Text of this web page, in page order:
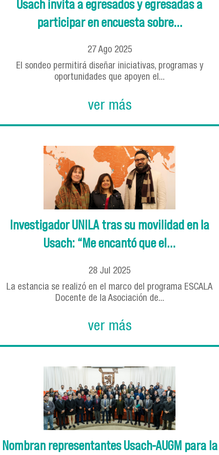
Usach invita a egresados y egresadas a
participar en encuesta sobre...
27 Ago 2025
El sondeo permitirá diseñar iniciativas, programas y
oportunidades que apoyen el...
ver más
Investigador UNILA tras su movilidad en la
Usach: “Me encantó que el...
28 Jul 2025
La estancia se realizó en el marco del programa ESCALA
Docente de la Asociación de...
ver más
Nombran representantes Usach-AUGM para la